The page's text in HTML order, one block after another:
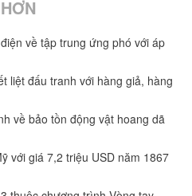
về tập trung ứng phó với áp
liệt đấu tranh với hàng giả, hàng
về bảo tồn động vật hoang dã
với giá 7,2 triệu USD năm 1867